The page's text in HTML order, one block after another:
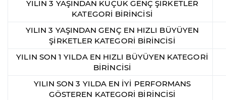
YILIN 3 YAŞINDAN KÜÇÜK GENÇ ŞİRKETLER
KATEGORİ BİRİNCİSİ
YILIN 3 YAŞINDAN GENÇ EN HIZLI BÜYÜYEN
ŞİRKETLER KATEGORİ BİRİNCİSİ
YILIN SON 1 YILDA EN HIZLI BÜYÜYEN KATEGORİ
BİRİNCİSİ
YILIN SON 3 YILDA EN İYİ PERFORMANS
GÖSTEREN KATEGORİ BİRİNCİSİ